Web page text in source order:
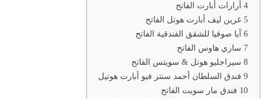
4 أرارات أبارت الفاتح
5 غرين ليف أبارت هوتل الفاتح
6 آيا صوفيا للشقق الفندقية الفاتح
7 ساري هاوس الفاتح
8 سيراجليو هوتل & سويتس الفاتح
9 فندق السلطان أحمد سنتر فيو أبارت هوتيل
10 فندق مار سويت الفاتح